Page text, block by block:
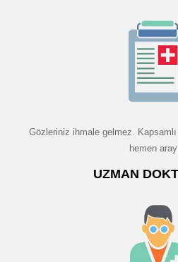
Gözleriniz ihmale gelmez.
hemen
UZMAN